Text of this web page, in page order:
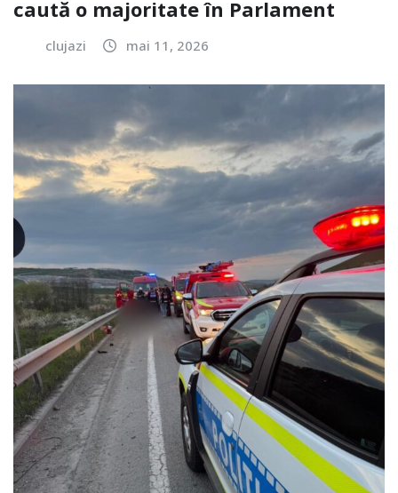
caută o majoritate în Parlament
clujazi mai 11, 2026